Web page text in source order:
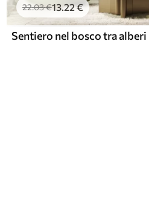
22.03€13.22€